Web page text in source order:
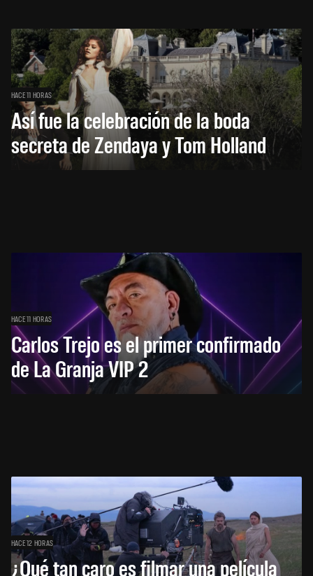
HACE 11 HORAS
Así fue la celebración de la boda
secreta de Zendaya y Tom Holland
HACE 11 HORAS
Carlos Trejo es el primer confirmado
de La Granja VIP 2
HACE 12 HORAS
¿Qué tan caro es filmar una película